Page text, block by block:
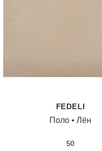
FEDELI
Поло • Лён
50